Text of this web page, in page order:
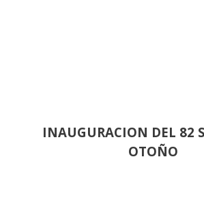
INAUGURACION DEL 82
OTOÑO